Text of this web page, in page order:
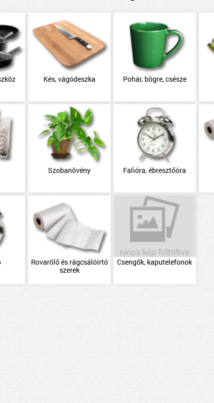
Kés, vágódeszka Pohár, bögre, csésze
Szobanövény Falióra, ébresztőóra
Rovarölő és rágcsálóírtó
szerek
Csengők, kaputelefonok